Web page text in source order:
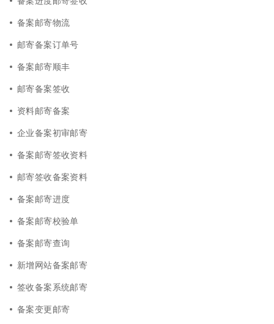
备案邮寄物流
邮寄备案订单号
备案邮寄顺丰
邮寄备案签收
资料邮寄备案
企业备案初审邮寄
备案邮寄签收资料
邮寄签收备案资料
备案邮寄进度
备案邮寄校验单
备案邮寄查询
新增网站备案邮寄
签收备案系统邮寄
备案变更邮寄